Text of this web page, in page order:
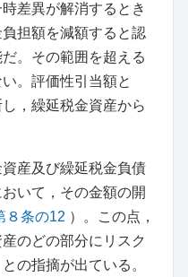
差異が解消するとき
担額を減額すると認
。その範囲を超える
。評価性引当額と
，繰延税金資産から
産及び繰延税金負債
いて，その金額の開
８条の12 ）。この点，
のどの部分にリスク
の指摘が出ている。